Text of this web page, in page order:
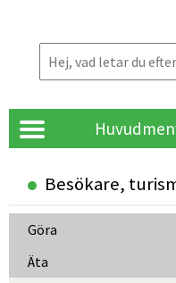
Besökare,
Göra
Äta